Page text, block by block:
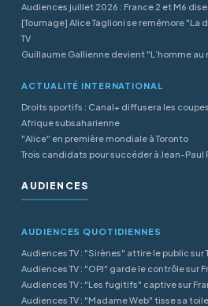
Audiences juillet 2026 : France 2 et M6
[Tournage] Alice Taglioni se remémore "La
TV
Guillaume Gallienne devient "L’homme
ACTUALITÉ INTERNATIONAL
Droits sportifs : Canal+ diffusera les
Afrique subsaharienne
"Alice" en première mondiale à Toronto
Trois candidats pour succéder à Jean-Paul
AUDIENCES
AUDIENCES QUOTIDIENNES
Audiences TV : "Sirènes" attire le public sur
Audiences TV : "OPJ" garde le contrôle sur
Audiences TV : "Les fugitifs" captive sur
Audiences TV : "Madame Web" tisse sa toile